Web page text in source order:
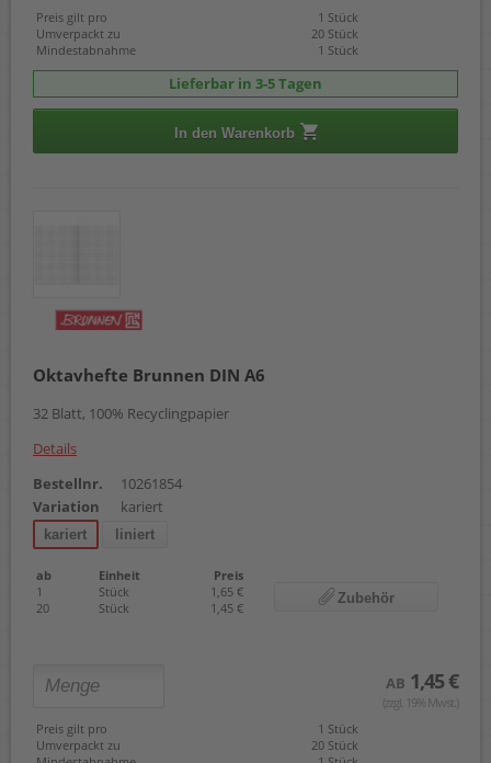
Preis gilt pro
1 Stück
Umverpackt zu
20 Stück
Mindestabnahme
1 Stück
Lieferbar in 3-5 Tagen
In den Warenkorb
Oktavhefte Brunnen DIN A6
32 Blatt, 100% Recyclingpapier
Details
Bestellnr.
10261854
Variation
kariert
kariert liniert
ab Einheit
Preis
1
Stück
1,65 €
20
Stück 1,45 €
Zubehör
AB 1,45 €
(zzgl. 19% Mwst.)
Preis gilt pro
1 Stück
Umverpackt zu
20 Stück